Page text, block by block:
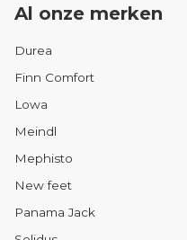
Al onze merken
Durea
Finn Comfort
Lowa
Meindl
Mephisto
New feet
Panama Jack